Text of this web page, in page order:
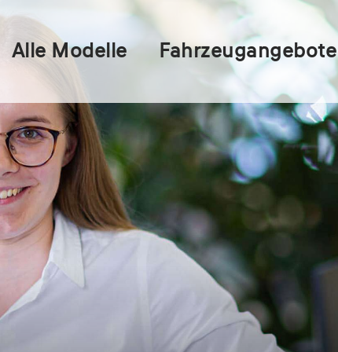
Alle Modelle Fahrzeugangebote